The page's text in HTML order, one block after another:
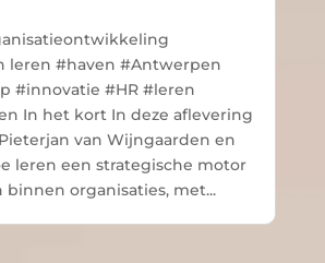
leren #haven #Antwerpen
#innovatie #HR #leren
In het kort In deze aflevering
van Wijngaarden en
leren een strategische motor
binnen organisaties, met...